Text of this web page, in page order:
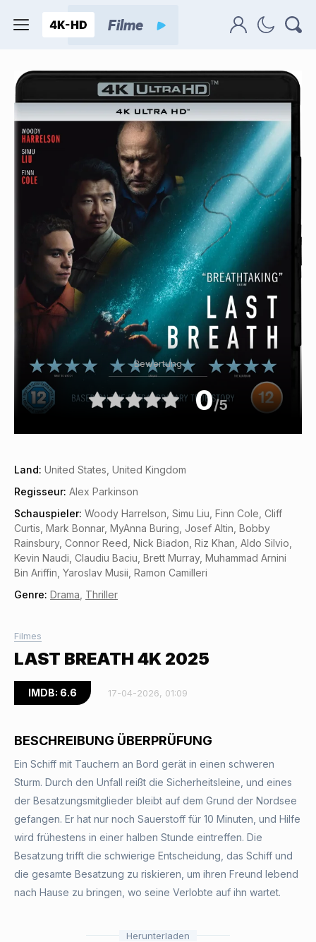
Bewertung
0/5
Land: United States, United Kingdom
Regisseur: Alex Parkinson
Schauspieler: Woody Harrelson, Simu Liu, Finn Cole, Cliff
Curtis, Mark Bonnar, MyAnna Buring, Josef Altin, Bobby
Rainsbury, Connor Reed, Nick Biadon, Riz Khan, Aldo Silvio,
Kevin Naudi, Claudiu Baciu, Brett Murray, Muhammad Arnini
Bin Ariffin, Yaroslav Musii, Ramon Camilleri
Genre: Drama Thriller
Filmes
LAST BREATH 4K 2025
IMDB: 6.6 17-04-2026, 01:09
BESCHREIBUNG ÜBERPRÜFUNG
Ein Schiff mit Tauchern an Bord gerät in einen schweren
Sturm. Durch den Unfall reißt die Sicherheitsleine, und eines
der Besatzungsmitglieder bleibt auf dem Grund der Nordsee
gefangen. Er hat nur noch Sauerstoff für 10 Minuten, und Hilfe
wird frühestens in einer halben Stunde eintreffen. Die
Besatzung trifft die schwierige Entscheidung, das Schiff und
die gesamte Besatzung zu riskieren, um ihren Freund lebend
nach Hause zu bringen, wo seine Verlobte auf ihn wartet.
Herunterladen